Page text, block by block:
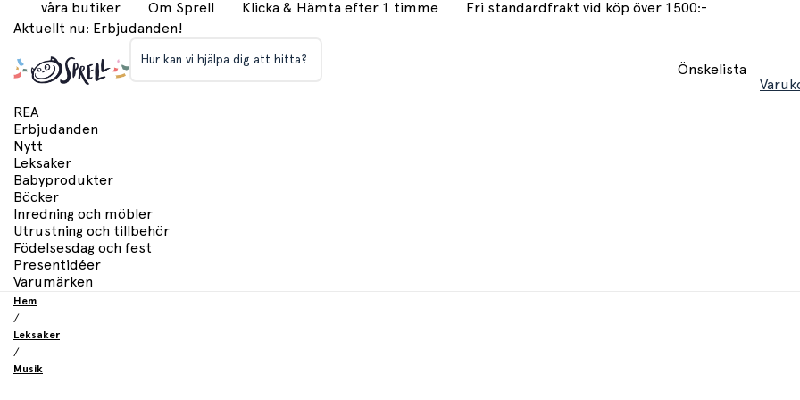
våra butiker Om Sprell Klicka & Hämta efter 1 timme
Fri standardfrakt vid köp över 1500:-
Aktuellt nu: Erbjudanden!
Hur kan vi hjälpa dig att hitta?
Önskelista
REA
Erbjudanden
Nytt
Leksaker
Babyprodukter
Böcker
Inredning och möbler
Utrustning och tillbehör
Födelsesdag och fest
Presentidéer
Varumärken
Hem
/
Leksaker
/
Musik